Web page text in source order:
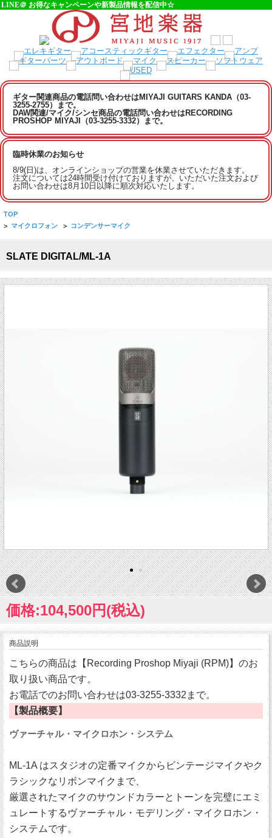
LINE＠ お得なキャンペーンや新製品情報を配信中☆
ギター関連商品の電話問い合わせはMIYAJI GUITARS KANDA（03-
3255-2755）まで。
DAW関連/マイク/シンセ商品の電話問い合わせはRECORDING
PROSHOP MIYAJI（03-3255-3332）まで。
臨時休業のお知らせ
8/9(日)は、オンラインショップの営業を休業させていただきます。
注文については24時間受け付けておりますが、いただいた注文および
お問い合わせは8月10日以降に順次対応いたします。
TOP
> マイクロフォン > コンデンサーマイク
SLATE DIGITAL/ML-1A
価格:104,500円(税込)
商品説明
こちらの商品は【Recording Proshop Miyaji (RPM)】のお
取り扱い商品です。
お電話でのお問い合わせは03-3255-3332まで。
【製品概要】
ヴァーチャル・マイクロホン・システム
ML-1A はスタジオの定番マイクからビンテージマイクやク
ラシックなリボンマイクまで、
厳選されたマイクのサウンドカラーとトーンを完璧にエミ
ュレートするヴァーチャル・モデリング・マイクロホン・
システムです。